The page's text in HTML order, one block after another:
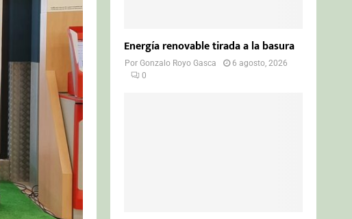
Energía renovable tirada a la basura
PorGonzalo Royo Gasca
6 agosto, 2026
0